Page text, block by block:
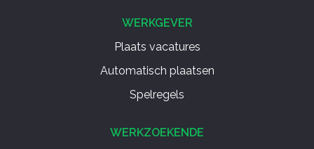
WERKGEVER
Plaats vacatures
Automatisch plaatsen
Spelregels
WERKZOEKENDE